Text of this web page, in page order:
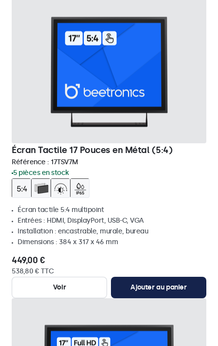
Écran Tactile 17 Pouces en Métal (5:4)
Référence : 17TSV7M
5 pièces en stock
Écran tactile 5:4 multipoint
Entrées : HDMI, DisplayPort, USB-C, VGA
Installation : encastrable, murale, bureau
Dimensions : 384 x 317 x 46 mm
449,00 €
538,80 € TTC
Voir
Ajouter au panier